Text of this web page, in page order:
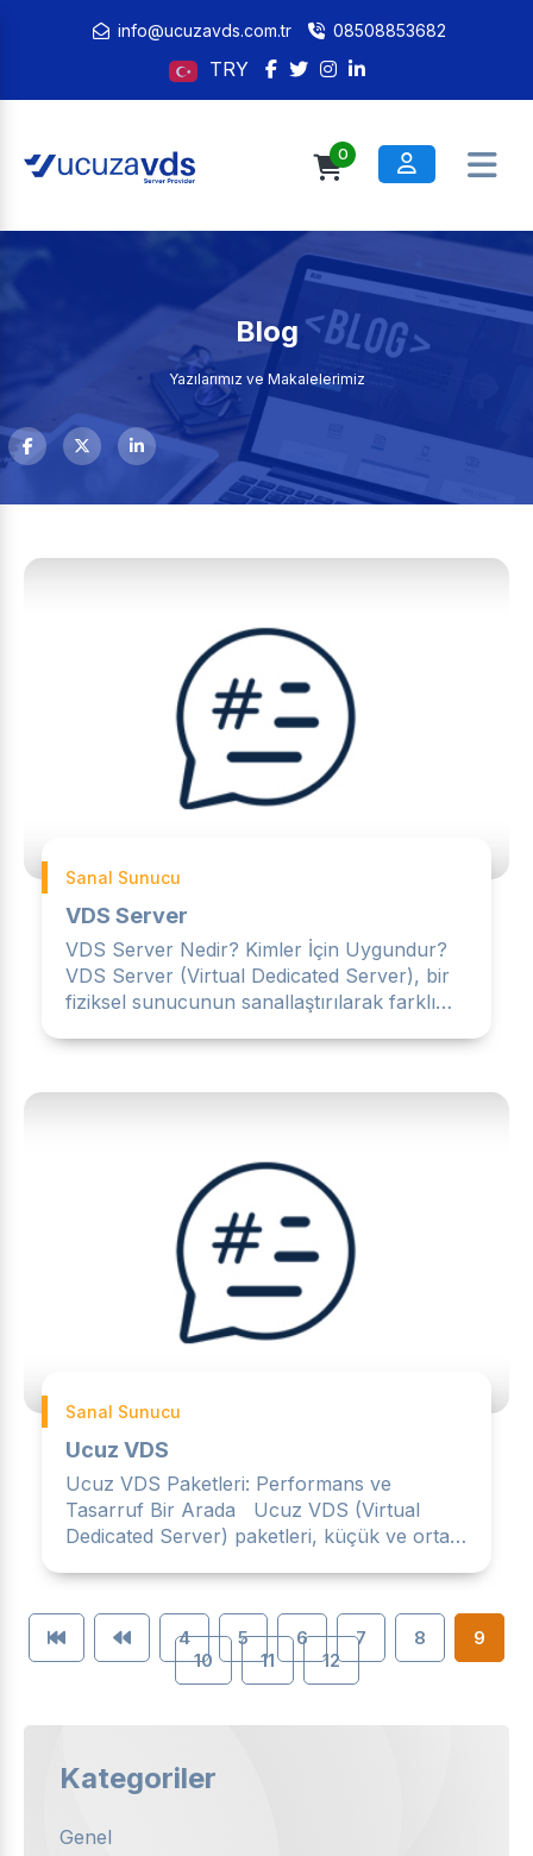
info@ucuzavds.com.tr 08508853682
TRY
0
Blog
Yazılarımız ve Makalelerimiz
Sanal Sunucu
VDS Server
VDS Server Nedir? Kimler İçin Uygundur?
VDS Server (Virtual Dedicated Server), bir
fiziksel sunucunun sanallaştırılarak farklı
Sanal Sunucu
Ucuz VDS
Ucuz VDS Paketleri: Performans ve
Tasarruf Bir Arada Ucuz VDS (Virtual
Dedicated Server) paketleri, küçük ve orta
4 5 6 7 8
9
10
11 12
Kategoriler
Genel